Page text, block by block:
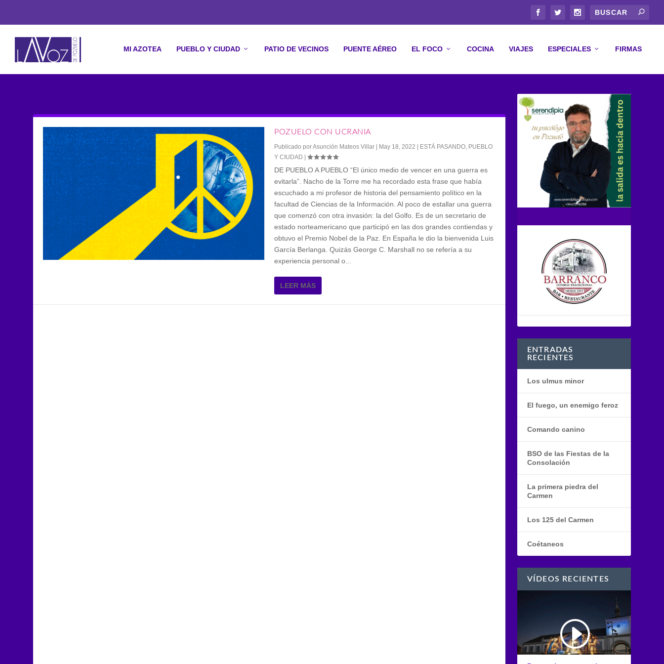
MI AZOTEA PUEBLO Y CIUDAD PATIO DE VECINOS PUENTE AÉREO EL FOCO COCINA VIAJES ESPECIALES FIRMAS
POZUELO CON UCRANIA
Publicado porAsunción Mateos Villar May 18, 2022 ESTÁ PASANDO, PUEBLO
Y CIUDAD |
DE PUEBLO A PUEBLO “El único medio de vencer en una guerra es
evitarla”. Nacho de la Torre me ha recordado esta frase que había
escuchado a mi profesor de historia del pensamiento político en la
facultad de Ciencias de la Información. Al poco de estallar una guerra
que comenzó con otra invasión: la del Golfo. Es de un secretario de
estado norteamericano que participó en las dos grandes contiendas y
obtuvo el Premio Nobel de la Paz. En España le dio la bienvenida Luis
García Berlanga. Quizás George C. Marshall no se refería a su
experiencia personal o...
LEER MÁS
ENTRADAS
RECIENTES
Los ulmus minor
El fuego, un enemigo feroz
Comando canino
BSO de las Fiestas de la
Consolación
La primera piedra del
Carmen
Los 125 del Carmen
Coétaneos
VÍDEOS RECIENTES